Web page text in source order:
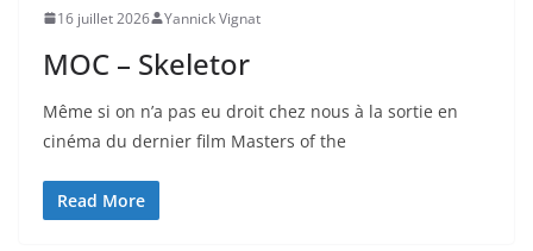
16 juillet 2026 Yannick Vignat
MOC – Skeletor
Même si on n’a pas eu droit chez nous à la sortie en
cinéma du dernier film Masters of the
Read More